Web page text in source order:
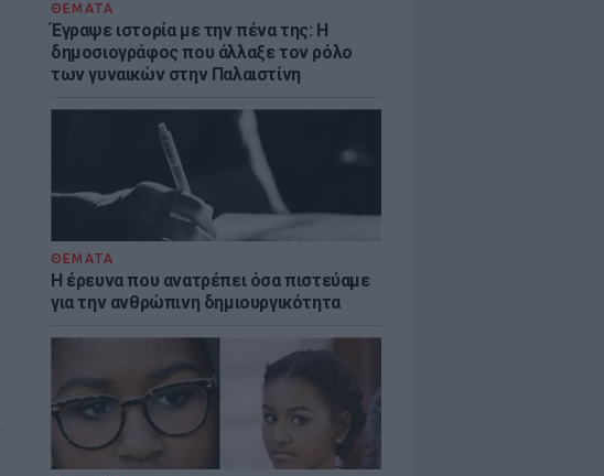
ΘΕΜΑΤΑ
Έγραψε ιστορία με την πένα της: Η
δημοσιογράφος που άλλαξε τον ρόλο
των γυναικών στην Παλαιστίνη
ΘΕΜΑΤΑ
Η έρευνα που ανατρέπει όσα πιστεύαμε
για την ανθρώπινη δημιουργικότητα